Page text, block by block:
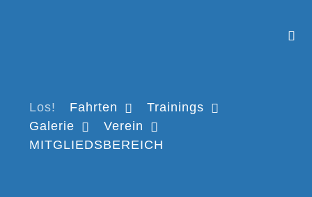
Los! Fahrten
Trainings
Galerie
Verein
MITGLIEDSBEREICH